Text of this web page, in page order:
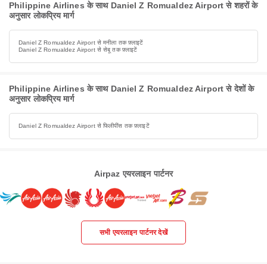
Philippine Airlines के साथ Daniel Z Romualdez Airport से शहरों के
अनुसार लोकप्रिय मार्ग
Daniel Z Romualdez Airport से मनीला तक फ़्लाइटें
Daniel Z Romualdez Airport से सेबू तक फ़्लाइटें
Philippine Airlines के साथ Daniel Z Romualdez Airport से देशों के
अनुसार लोकप्रिय मार्ग
Daniel Z Romualdez Airport से फिलीपींस तक फ़्लाइटें
Airpaz एयरलाइन पार्टनर
सभी एयरलाइन पार्टनर देखें